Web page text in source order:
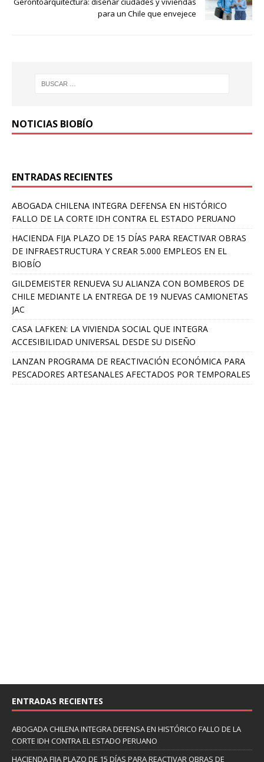
para un Chile que envejece
NOTICIAS BIOBÍO
ENTRADAS RECIENTES
ABOGADA CHILENA INTEGRA DEFENSA EN HISTÓRICO
FALLO DE LA CORTE IDH CONTRA EL ESTADO PERUANO
HACIENDA FIJA PLAZO DE 15 DÍAS PARA REACTIVAR OBRAS
DE INFRAESTRUCTURA Y CREAR 5.000 EMPLEOS EN EL
BIOBÍO
GILDEMEISTER RENUEVA SU ALIANZA CON BOMBEROS DE
CHILE MEDIANTE LA ENTREGA DE 19 NUEVAS CAMIONETAS
JAC
CASA LAFKEN: LA VIVIENDA SOCIAL QUE INTEGRA
ACCESIBILIDAD UNIVERSAL DESDE SU DISEÑO
LANZAN PROGRAMA DE REACTIVACIÓN ECONÓMICA PARA
PESCADORES ARTESANALES AFECTADOS POR TEMPORALES
ENTRADAS RECIENTES
ABOGADA CHILENA INTEGRA DEFENSA EN HISTÓRICO FALLO DE LA
CORTE IDH CONTRA EL ESTADO PERUANO
HACIENDA FIJA PLAZO DE 15 DÍAS PARA REACTIVAR OBRAS DE